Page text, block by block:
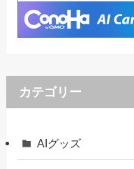
カテゴリー
AIグッズ